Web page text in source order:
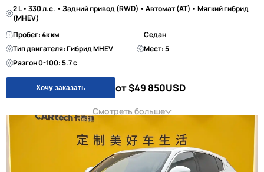
2 L • 330 л.с. • Задний привод (RWD) • Автомат (AT) • Мягкий гибрид
(MHEV)
Пробег: 4к км
Седан
Тип двигателя: Гибрид MHEV
Мест: 5
Разгон 0-100: 5.7 с
Хочу заказать от $49 850USD
Смотреть больше